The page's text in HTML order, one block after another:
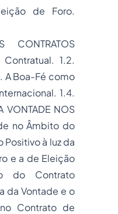
de Foro.
CONTRATOS
Contratual. 1.2.
A Boa-Fé como
1.4.
NOS
no Âmbito do
Positivo à luz da
e a de Eleição
do Contrato
da Vontade e o
Contrato de